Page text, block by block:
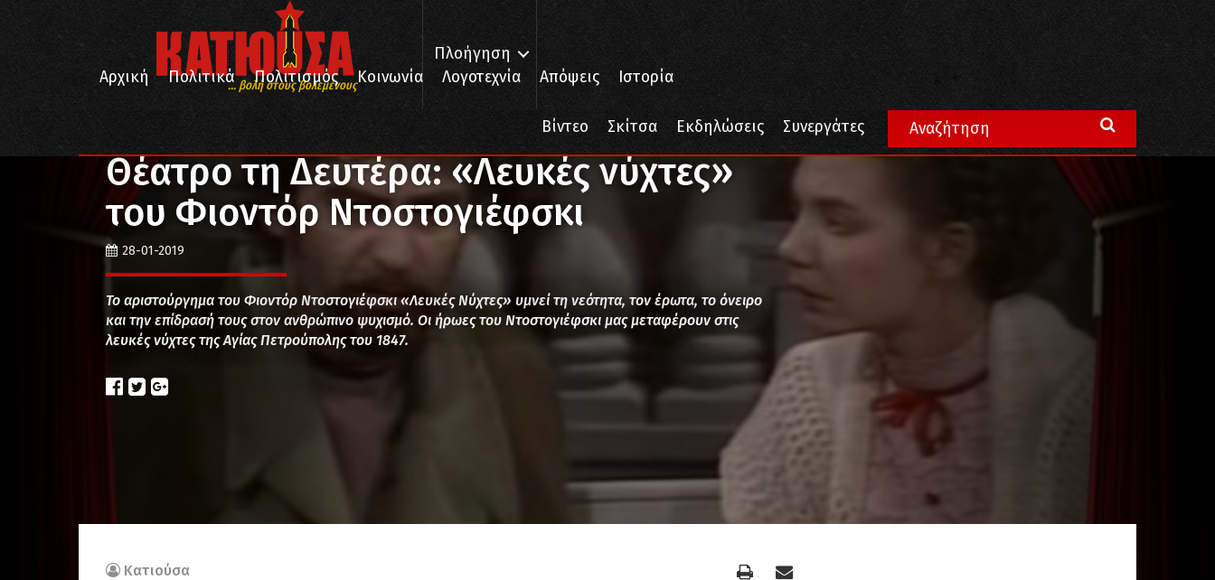
... βολή στους βολεμένους
Πλοήγηση
Αρχική
Πολιτικά Πολιτισμός Κοινωνία Λογοτεχνία Απόψεις Ιστορία
Βίντεο Σκίτσα Εκδηλώσεις Συνεργάτες
Πολιτισμός Θέατρο τη Δευτέρα: «Λευκές νύχτες» του Φιοντόρ Ντοστογιέφσκι
Θέατρο τη Δευτέρα: «Λευκές νύχτες»
του Φιοντόρ Ντοστογιέφσκι
28-01-2019
Το αριστούργημα του Φιοντόρ Ντοστογιέφσκι «Λευκές Νύχτες» υμνεί τη νεότητα, τον έρωτα, το όνειρο
και την επίδρασή τους στον ανθρώπινο ψυχισμό. Οι ήρωες του Ντοστογιέφσκι μας μεταφέρουν στις
λευκές νύχτες της Αγίας Πετρούπολης του 1847.
Κατιούσα